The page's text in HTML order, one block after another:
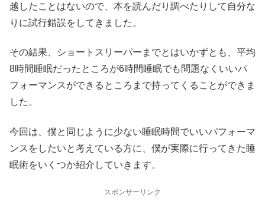
越したことはないので、本を読んだり調べたりして自分な
りに試行錯誤をしてきました。
その結果、ショートスリーパーまでとはいかずとも、平均
8時間睡眠だったところが6時間睡眠でも問題なくいいパ
フォーマンスができるところまで持ってくることができま
した。
今回は、僕と同じように少ない睡眠時間でいいパフォーマ
ンスをしたいと考えている方に、僕が実際に行ってきた睡
眠術をいくつか紹介していきます。
スポンサーリンク